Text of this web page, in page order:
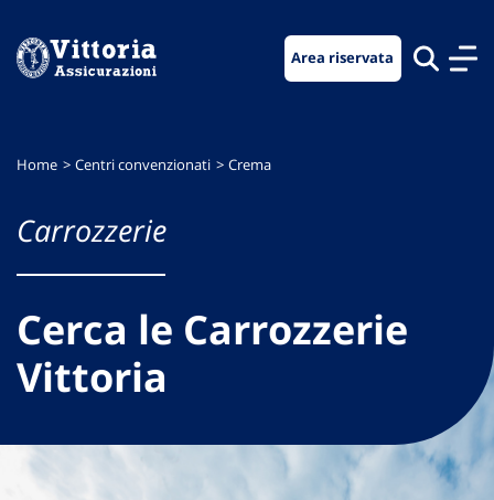
menu
contenuto
footer
Area riservata
Home Centri convenzionati Crema
Carrozzerie
Cerca le Carrozzerie
Vittoria